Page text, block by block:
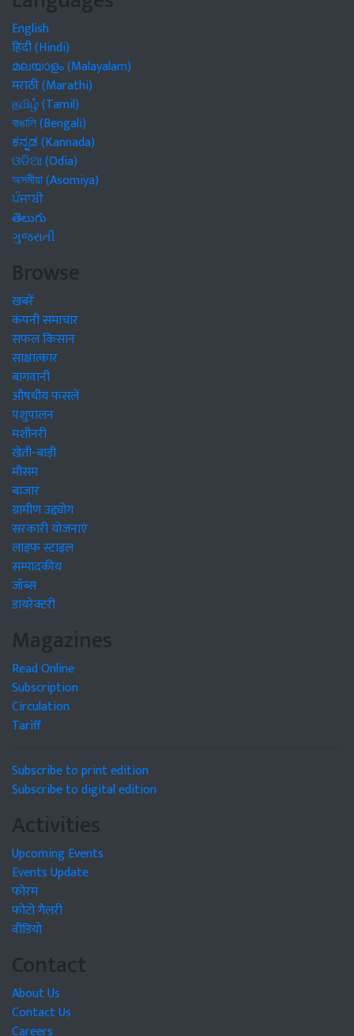
English
हिंदी (Hindi)
മലയാളം (Malayalam)
मराठी (Marathi)
தமிழ் (Tamil)
বাঙালি (Bengali)
ಕನ್ನಡ (Kannada)
ଓଡିଆ (Odia)
অসমীয়া (Asomiya)
ਪੰਜਾਬੀ
తెలుగు
ગુજરાતી
Browse
खबरें
कंपनी समाचार
सफल किसान
साक्षात्कार
बागवानी
औषधीय फसलें
पशुपालन
मशीनरी
खेती-बाड़ी
मौसम
बाजार
ग्रामीण उद्द्योग
सरकारी योजनाएं
लाइफ स्टाइल
सम्पादकीय
जॉब्स
डायरेक्टरी
Magazines
Read Online
Subscription
Circulation
Tariff
Subscribe to print edition
Subscribe to digital edition
Activities
Upcoming Events
Events Update
फोरम
फोटो गैलरी
वीडियो
Contact
About Us
Contact Us
Careers